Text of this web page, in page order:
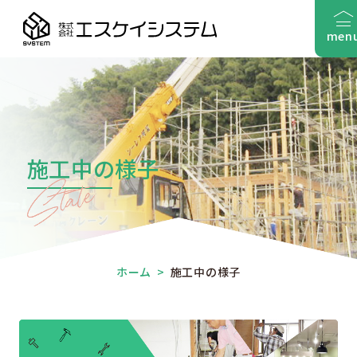
施工中の様子
ホーム > 施工中の様子